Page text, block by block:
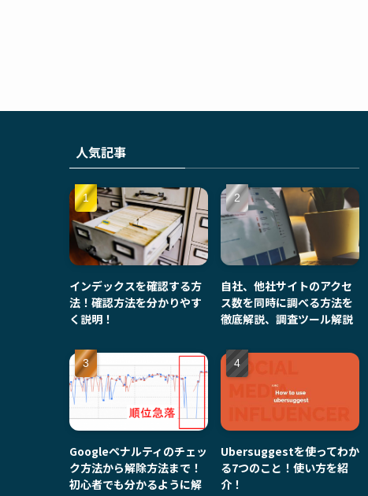
人気記事
インデックスを確認する方
法！確認方法を分かりやす
く説明！
自社、他社サイトのアクセ
ス数を同時に調べる方法を
徹底解説、調査ツール解説
Googleペナルティのチェッ
ク方法から解除方法まで！
初心者でも分かるように解
Ubersuggestを使ってわか
る7つのこと！使い方を紹
介！